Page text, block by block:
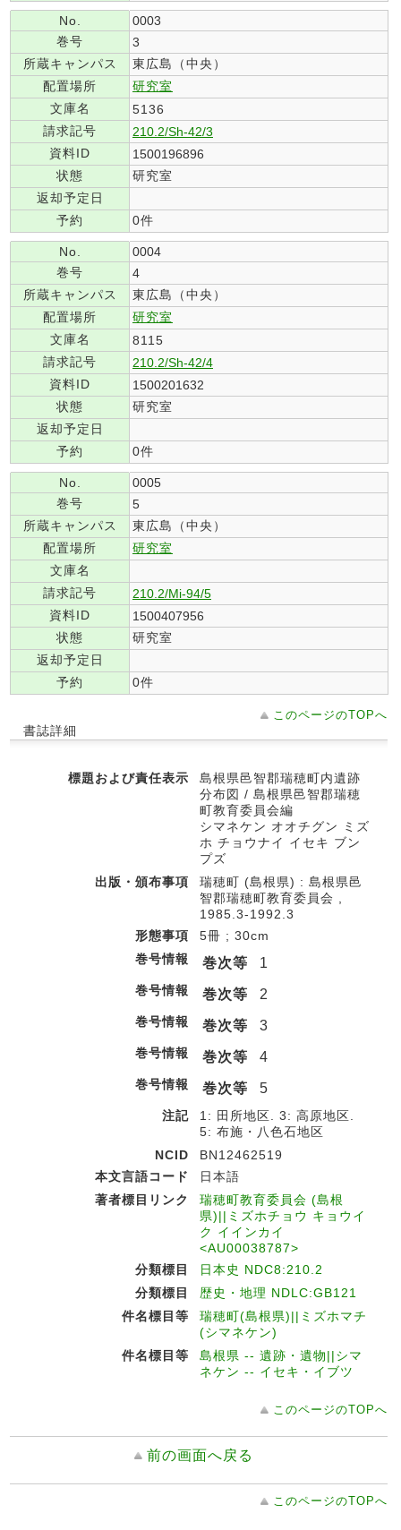
No.
0003
巻号
3
所蔵キャンパス
東広島（中央）
配置場所
研究室
文庫名
5136
請求記号
210.2/Sh-42/3
資料ID
1500196896
状態
研究室
返却予定日
予約
0件
No.
0004
巻号
4
所蔵キャンパス
東広島（中央）
配置場所
研究室
文庫名
8115
請求記号
210.2/Sh-42/4
資料ID
1500201632
状態
研究室
返却予定日
予約
0件
No.
0005
巻号
5
所蔵キャンパス
東広島（中央）
配置場所
研究室
文庫名
請求記号
210.2/Mi-94/5
資料ID
1500407956
状態
研究室
返却予定日
予約
0件
このページのTOPへ
書誌詳細
標題および責任表示
島根県邑智郡瑞穂町内遺跡
分布図 / 島根県邑智郡瑞穂
町教育委員会編
シマネケン オオチグン ミズ
ホ チョウナイ イセキ ブン
プズ
出版・頒布事項
瑞穂町 (島根県) : 島根県邑
智郡瑞穂町教育委員会 ,
1985.3-1992.3
形態事項
5冊 ; 30cm
巻号情報
巻次等 1
巻号情報 巻次等 2
巻号情報 巻次等 3
巻号情報 巻次等 4
巻号情報 巻次等 5
注記
1: 田所地区. 3: 高原地区.
5: 布施・八色石地区
NCID
BN12462519
本文言語コード
日本語
著者標目リンク
瑞穂町教育委員会 (島根
県)||ミズホチョウ キョウイ
ク イインカイ
<AU00038787>
分類標目
日本史 NDC8:210.2
分類標目
歴史・地理 NDLC:GB121
件名標目等
瑞穂町(島根県)||ミズホマチ
(シマネケン)
件名標目等
島根県 -- 遺跡・遺物||シマ
ネケン -- イセキ・イブツ
このページのTOPへ
前の画面へ戻る
このページのTOPへ